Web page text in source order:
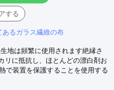
する
あるガラス繊維の布
地は頻繁に使用されます絶縁さ
リに抵抗し、ほとんどの漂白剤お
で装置を保護することを使用する